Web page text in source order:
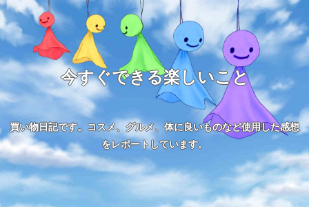
今すぐできる楽しいこと
買い物日記です。コスメ、グルメ、体に良いものなど使用した感想
をレポートしています。